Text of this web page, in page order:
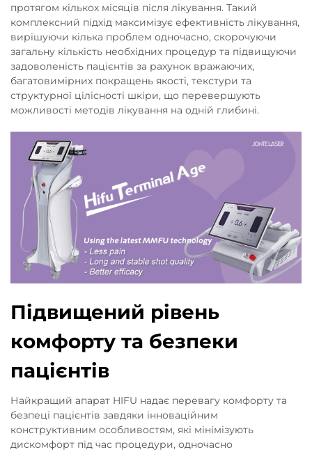
протягом кількох місяців після лікування. Такий
комплексний підхід максимізує ефективність лікування,
вирішуючи кілька проблем одночасно, скорочуючи
загальну кількість необхідних процедур та підвищуючи
задоволеність пацієнтів за рахунок вражаючих,
багатовимірних покращень якості, текстури та
структурної цілісності шкіри, що перевершують
можливості методів лікування на одній глибині.
Підвищений рівень
комфорту та безпеки
пацієнтів
Найкращий апарат HIFU надає перевагу комфорту та
безпеці пацієнтів завдяки інноваційним
конструктивним особливостям, які мінімізують
дискомфорт під час процедури, одночасно